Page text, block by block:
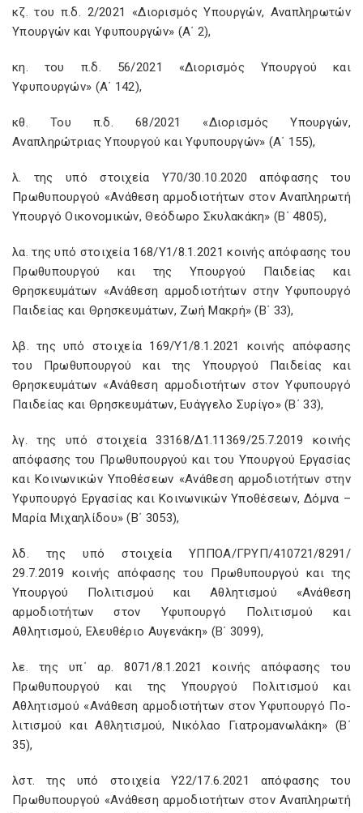
κζ. του π.δ. 2/2021 «Διορισμός Υπουργών, Αναπληρωτών
Υπουργών και Υφυπουργών» (Α΄ 2),
κη. του π.δ. 56/2021 «Διορισμός Υπουργού και
Υφυπουργών» (Α΄ 142),
κθ. Του π.δ. 68/2021 «Διορισμός Υπουργών,
Αναπληρώτριας Υπουργού και Υφυπουργών» (Α΄ 155),
λ. της υπό στοιχεία Υ70/30.10.2020 απόφασης του
Πρωθυπουργού «Ανάθεση αρμοδιοτήτων στον Αναπληρωτή
Υπουργό Οικονομικών, Θεόδωρο Σκυλακάκη» (Β΄ 4805),
λα. της υπό στοιχεία 168/Υ1/8.1.2021 κοινής απόφασης του
Πρωθυπουργού και της Υπουργού Παιδείας και
Θρησκευμάτων «Ανάθεση αρμοδιοτήτων στην Υφυπουργό
Παιδείας και Θρησκευμάτων, Ζωή Μακρή» (Β΄ 33),
λβ. της υπό στοιχεία 169/Υ1/8.1.2021 κοινής απόφασης
του Πρωθυπουργού και της Υπουργού Παιδείας και
Θρησκευμάτων «Ανάθεση αρμοδιοτήτων στον Υφυπουργό
Παιδείας και Θρησκευμάτων, Ευάγγελο Συρίγο» (Β΄ 33),
λγ. της υπό στοιχεία 33168/Δ1.11369/25.7.2019 κοινής
απόφασης του Πρωθυπουργού και του Υπουργού Εργασίας
και Κοινωνικών Υποθέσεων «Ανάθεση αρμοδιοτήτων στην
Υφυπουργό Εργασίας και Κοινωνικών Υποθέσεων, Δόμνα –
Μαρία Μιχαηλίδου» (Β΄ 3053),
λδ. της υπό στοιχεία ΥΠΠΟΑ/ΓΡΥΠ/410721/8291/
29.7.2019 κοινής απόφασης του Πρωθυπουργού και της
Υπουργού Πολιτισμού και Αθλητισμού «Ανάθεση
αρμοδιοτήτων στον Υφυπουργό Πολιτισμού και
Αθλητισμού, Ελευθέριο Αυγενάκη» (Β΄ 3099),
λε. της υπ΄ αρ. 8071/8.1.2021 κοινής απόφασης του
Πρωθυπουργού και της Υπουργού Πολιτισμού και
Αθλητισμού «Ανάθεση αρμοδιοτήτων στον Υφυπουργό Πο­
λιτισμού και Αθλητισμού, Νικόλαο Γιατρομανωλάκη» (Β΄
35),
λστ. της υπό στοιχεία Υ22/17.6.2021 απόφασης του
Πρωθυπουργού «Ανάθεση αρμοδιοτήτων στον Αναπληρωτή